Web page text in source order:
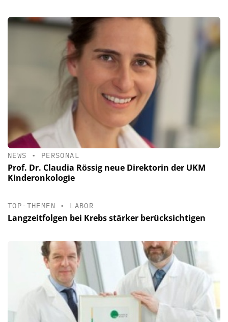
NEWS • PERSONAL
Prof. Dr. Claudia Rössig neue Direktorin der UKM
Kinderonkologie
TOP-THEMEN • LABOR
Langzeitfolgen bei Krebs stärker berücksichtigen